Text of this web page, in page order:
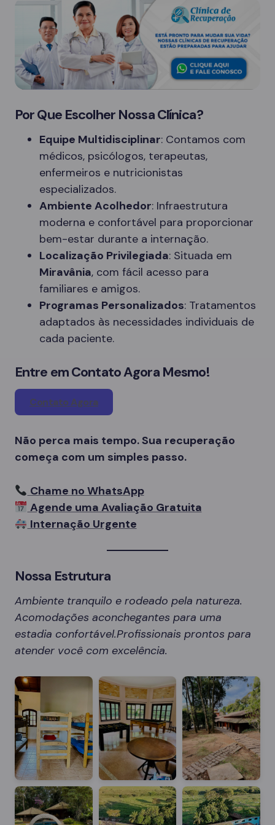
Por Que Escolher Nossa Clínica?
Equipe Multidisciplinar: Contamos com
médicos, psicólogos, terapeutas,
enfermeiros e nutricionistas
especializados.
Ambiente Acolhedor: Infraestrutura
moderna e confortável para proporcionar
bem-estar durante a internação.
Localização Privilegiada: Situada em
Miravânia, com fácil acesso para
familiares e amigos.
Programas Personalizados: Tratamentos
adaptados às necessidades individuais de
cada paciente.
Entre em Contato Agora Mesmo!
Contato Agora
Não perca mais tempo. Sua recuperação
começa com um simples passo.
Chame no WhatsApp
Agende uma Avaliação Gratuita
Internação Urgente
Nossa Estrutura
Ambiente tranquilo e rodeado pela natureza.
Acomodações aconchegantes para uma
estadia confortável.Profissionais prontos para
atender você com excelência.